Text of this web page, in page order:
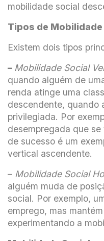
mobilidade social
Tipos de Mobilidade
Existem dois tipos
– Mobilidade Social
quando alguém de
renda atinge uma
descendente, quando
privilegiada. Por
desempregada que
de sucesso é um
vertical ascendente.
– Mobilidade Social
alguém muda de
social. Por exemplo,
emprego, mas
experimentando a